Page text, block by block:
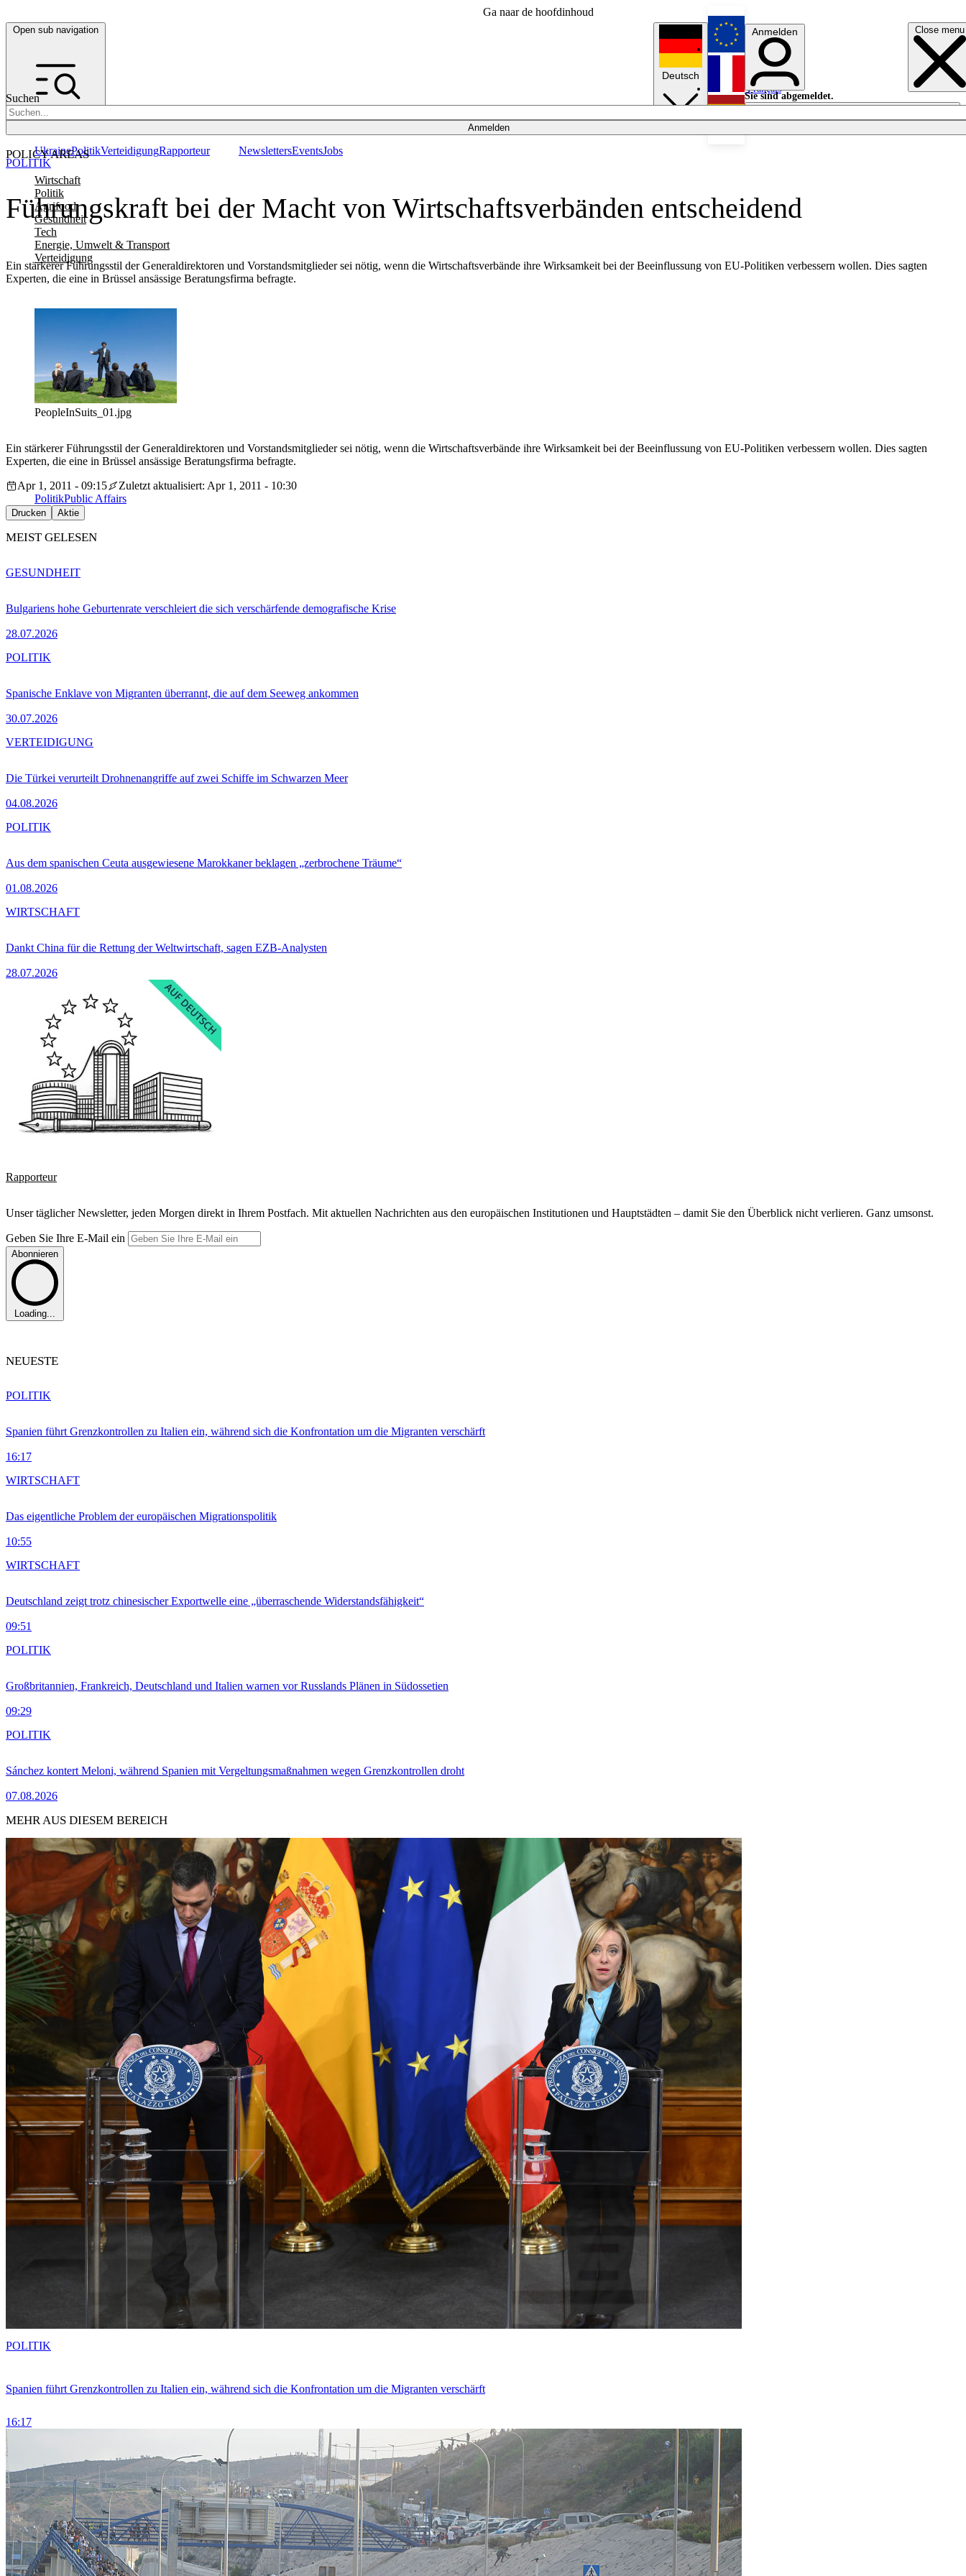
Ga naar de hoofdinhoud
Open sub navigation Close menu
Suchen
Anmelden
POLICY AREAS
Wirtschaft
Politik
Agrifood
Gesundheit
Tech
Energie, Umwelt & Transport
Verteidigung
UkrainePolitikVerteidigungRapporteur NewslettersEventsJobs
Deutsch
English
Français
Anmelden
Sie sind abgemeldet.
Anmelden
Licht aus
Führungskraft bei der Macht von Wirtschaftsverbänden entscheidend
Ein stärkerer Führungsstil der Generaldirektoren und Vorstandsmitglieder sei nötig, wenn die Wirtschaftsverbände ihre Wirksamkeit bei der Beeinflussung von EU-Politiken verbessern wollen. Dies sagten
Experten, die eine in Brüssel ansässige Beratungsfirma befragte.
POLITIK
PeopleInSuits_01.jpg
Ein stärkerer Führungsstil der Generaldirektoren und Vorstandsmitglieder sei nötig, wenn die Wirtschaftsverbände ihre Wirksamkeit bei der Beeinflussung von EU-Politiken verbessern wollen. Dies sagten
Experten, die eine in Brüssel ansässige Beratungsfirma befragte.
Apr 1, 2011 - 09:15
Zuletzt aktualisiert: Apr 1, 2011 - 10:30
PolitikPublic Affairs
Drucken Aktie
MEIST GELESEN
Bulgariens hohe Geburtenrate verschleiert die sich verschärfende demografische Krise
28.07.2026
GESUNDHEIT
Spanische Enklave von Migranten überrannt, die auf dem Seeweg ankommen
30.07.2026
POLITIK
Die Türkei verurteilt Drohnenangriffe auf zwei Schiffe im Schwarzen Meer
04.08.2026
VERTEIDIGUNG
Aus dem spanischen Ceuta ausgewiesene Marokkaner beklagen „zerbrochene Träume“
01.08.2026
POLITIK
Dankt China für die Rettung der Weltwirtschaft, sagen EZB-Analysten
28.07.2026
WIRTSCHAFT
Rapporteur
Unser täglicher Newsletter, jeden Morgen direkt in Ihrem Postfach. Mit aktuellen Nachrichten aus den europäischen Institutionen und Hauptstädten – damit Sie den Überblick nicht verlieren. Ganz umsonst.
Geben Sie Ihre E-Mail ein
Abonnieren
Loading...
NEUESTE
Spanien führt Grenzkontrollen zu Italien ein, während sich die Konfrontation um die Migranten verschärft
16:17
POLITIK
Das eigentliche Problem der europäischen Migrationspolitik
10:55
WIRTSCHAFT
Deutschland zeigt trotz chinesischer Exportwelle eine „überraschende Widerstandsfähigkeit“
09:51
WIRTSCHAFT
Großbritannien, Frankreich, Deutschland und Italien warnen vor Russlands Plänen in Südossetien
09:29
POLITIK
Sánchez kontert Meloni, während Spanien mit Vergeltungsmaßnahmen wegen Grenzkontrollen droht
07.08.2026
POLITIK
MEHR AUS DIESEM BEREICH
Spanien führt Grenzkontrollen zu Italien ein, während sich die Konfrontation um die Migranten verschärft
16:17
POLITIK